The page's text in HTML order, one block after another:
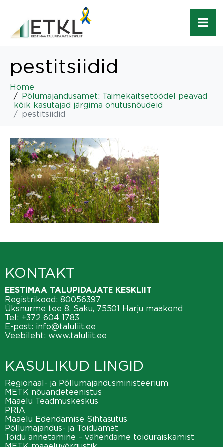
pestitsiidid
Home
Põlumajandusamet: Taimekaitsetöödel peavad
kõik kasutajad järgima ohutusnõudeid
pestitsiidid
KONTAKT
EESTIMAA TALUPIDAJATE KESKLIIT
Registrikood: 80056397
Üksnurme tee 8, Saku, 75501 Harju maakond
Tel: +372 604 1783
E-post: info@taluliit.ee
Veebileht: www.taluliit.ee
KASULIKUD LINGID
Regionaal- ja Põllumajandusministeerium
METK nõuandeteenistus
Maaelu Teadmuskeskus
PRIA
Maaelu Edendamise Sihtasutus
Põllumajandus- ja Toiduamet
Toidu annetamine – vähendame toiduraiskamist